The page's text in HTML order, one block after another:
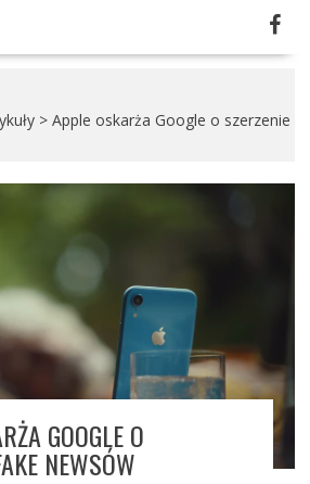
> Apple oskarża Google o szerzenie
GOOGLE O
NEWSÓW